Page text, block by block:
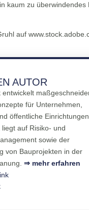
kaum zu überwindendes
auf
AUTOR
entwickelt
für Unternehmen,
öffentliche
auf Risiko- und
sowie der
von Bauprojekten in der
⇒ mehr erfahren